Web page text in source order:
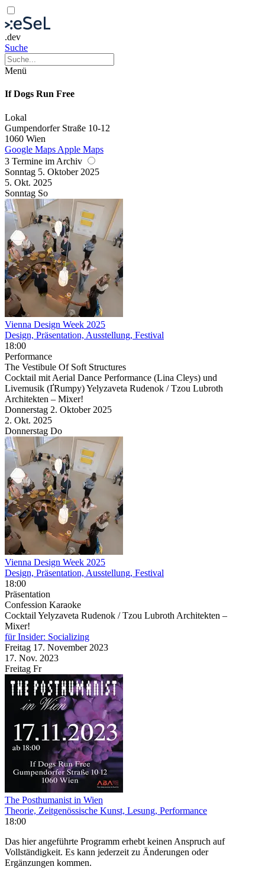
.dev
Suche
Menü
If Dogs Run Free
Lokal
Gumpendorfer Straße 10-12
1060 Wien
Google Maps Apple Maps
3 Termine im Archiv
Sonntag 5. Oktober 2025
5. Okt. 2025
Sonntag So
Vienna Design Week 2025
Design, Präsentation, Ausstellung, Festival
18:00
Performance
The Vestibule Of Soft Structures
Cocktail mit Aerial Dance Performance (Lina Cleys) und
Livemusik (ҐRumpy) Yelyzaveta Rudenok / Tzou Lubroth
Architekten – Mixer!
Donnerstag 2. Oktober 2025
2. Okt. 2025
Donnerstag Do
Vienna Design Week 2025
Design, Präsentation, Ausstellung, Festival
18:00
Präsentation
Confession Karaoke
Cocktail Yelyzaveta Rudenok / Tzou Lubroth Architekten –
Mixer!
für Insider: Socializing
Freitag 17. November 2023
17. Nov. 2023
Freitag Fr
The Posthumanist in Wien
Theorie, Zeitgenössische Kunst, Lesung, Performance
18:00
Das hier angeführte Programm erhebt keinen Anspruch auf
Vollständigkeit. Es kann jederzeit zu Änderungen oder
Ergänzungen kommen.